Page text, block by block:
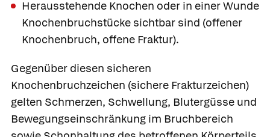
Herausstehende Knochen oder in einer Wunde
Knochenbruchstücke sichtbar sind (offener
Knochenbruch, offene Fraktur).
Gegenüber diesen sicheren
Knochenbruchzeichen (sichere Frakturzeichen)
gelten Schmerzen, Schwellung, Blutergüsse und
Bewegungseinschränkung im Bruchbereich